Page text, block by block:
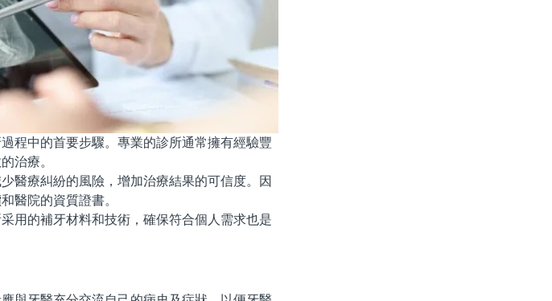
中的首要步驟。專業的診所通常擁有經驗豐
治療。
療糾紛的風險，增加治療結果的可信度。因
醫院的資質證書。
的補牙材料和技術，確保符合個人需求也是